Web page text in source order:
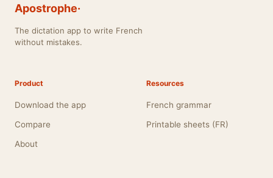
Apostrophe·
The dictation app to write French
without mistakes.
Product
Download the app
Compare
About
Resources
French grammar
Printable sheets (FR)